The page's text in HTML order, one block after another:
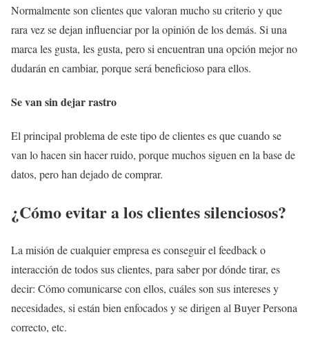
Normalmente son clientes que valoran mucho su criterio y que
rara vez se dejan influenciar por la opinión de los demás. Si una
marca les gusta, les gusta, pero si encuentran una opción mejor no
dudarán en cambiar, porque será beneficioso para ellos.
Se van sin dejar rastro
El principal problema de este tipo de clientes es que cuando se
van lo hacen sin hacer ruido, porque muchos siguen en la base de
datos, pero han dejado de comprar.
¿Cómo evitar a los clientes silenciosos?
La misión de cualquier empresa es conseguir el feedback o
interacción de todos sus clientes, para saber por dónde tirar, es
decir: Cómo comunicarse con ellos, cuáles son sus intereses y
necesidades, si están bien enfocados y se dirigen al Buyer Persona
correcto, etc.